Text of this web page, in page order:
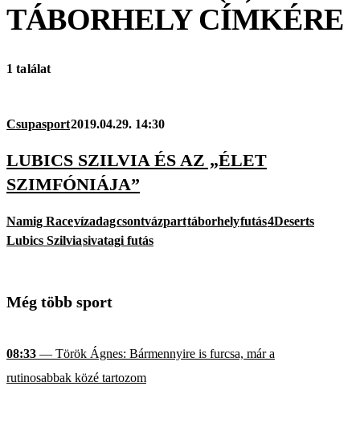
TÁBORHELYCÍMKÉRE
1 találat
Csupasport2019.04.29. 14:30
LUBICS SZILVIA ÉS AZ „ÉLET
SZIMFÓNIÁJA”
Namig Racevízadagcsontvázparttáborhelyfutás4Deserts
Lubics Szilviasivatagi futás
Még több sport
08:33 — Török Ágnes: Bármennyire is furcsa, már a
rutinosabbak közé tartozom